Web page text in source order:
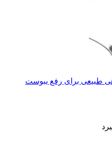
طبیعی برای رفع یبوست